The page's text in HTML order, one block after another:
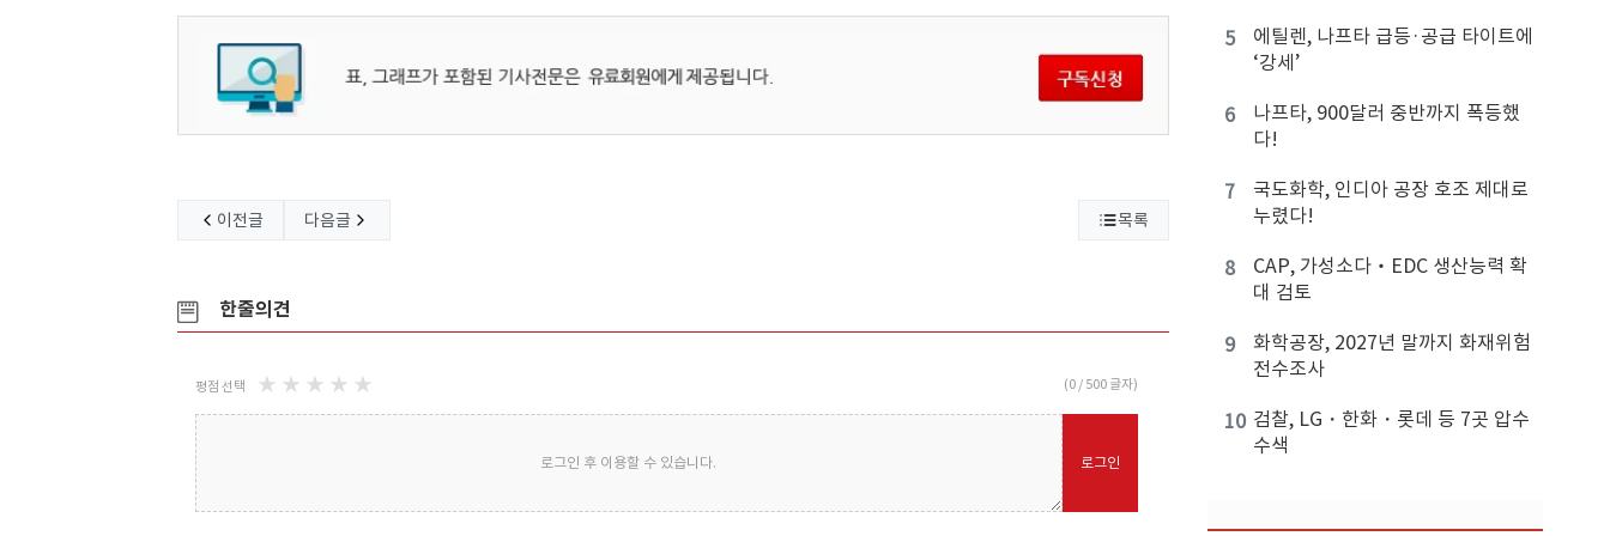
이전글 다음글 목록
한줄의견
평점 선택 ★ ★ ★ ★ ★ (0/ 500 글자)
로그인 후 이용할 수 있습니다. 로그인
5
에틸렌, 나프타 급등·공급 타이트에
‘강세’
6
나프타, 900달러 중반까지 폭등했
다!
7
국도화학, 인디아 공장 호조 제대로
누렸다!
8
CAP, 가성소다‧EDC 생산능력 확
대 검토
9
화학공장, 2027년 말까지 화재위험
전수조사
10 검찰, LG・한화・롯데 등 7곳 압수
수색